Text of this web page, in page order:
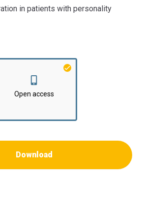
in patients with personality
Fakultet
Open access
Download